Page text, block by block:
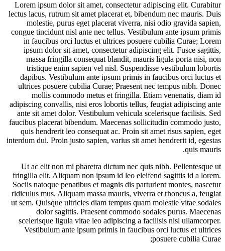
Lorem ipsum dolor sit amet, consectetur adipiscing elit. Curabitur
lectus lacus, rutrum sit amet placerat et, bibendum nec mauris. Duis
molestie, purus eget placerat viverra, nisi odio gravida sapien,
congue tincidunt nisl ante nec tellus. Vestibulum ante ipsum primis
in faucibus orci luctus et ultrices posuere cubilia Curae; Lorem
ipsum dolor sit amet, consectetur adipiscing elit. Fusce sagittis,
massa fringilla consequat blandit, mauris ligula porta nisi, non
tristique enim sapien vel nisl. Suspendisse vestibulum lobortis
dapibus. Vestibulum ante ipsum primis in faucibus orci luctus et
ultrices posuere cubilia Curae; Praesent nec tempus nibh. Donec
mollis commodo metus et fringilla. Etiam venenatis, diam id
adipiscing convallis, nisi eros lobortis tellus, feugiat adipiscing ante
ante sit amet dolor. Vestibulum vehicula scelerisque facilisis. Sed
faucibus placerat bibendum. Maecenas sollicitudin commodo justo,
quis hendrerit leo consequat ac. Proin sit amet risus sapien, eget
interdum dui. Proin justo sapien, varius sit amet hendrerit id, egestas
quis mauris.
Ut ac elit non mi pharetra dictum nec quis nibh. Pellentesque ut
fringilla elit. Aliquam non ipsum id leo eleifend sagittis id a lorem.
Sociis natoque penatibus et magnis dis parturient montes, nascetur
ridiculus mus. Aliquam massa mauris, viverra et rhoncus a, feugiat
ut sem. Quisque ultricies diam tempus quam molestie vitae sodales
dolor sagittis. Praesent commodo sodales purus. Maecenas
scelerisque ligula vitae leo adipiscing a facilisis nisl ullamcorper.
Vestibulum ante ipsum primis in faucibus orci luctus et ultrices
posuere cubilia Curae;